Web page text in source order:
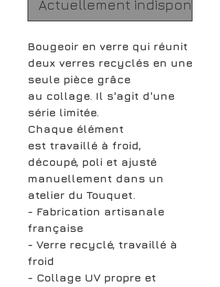
Actuellement indisponible
Bougeoir en verre qui réunit
deux verres recyclés en une
seule pièce grâce
au collage. Il s'agit d'une
série limitée.
Chaque élément
est travaillé à froid,
découpé, poli et ajusté
manuellement dans un
atelier du Touquet.
- Fabrication artisanale
française
- Verre recyclé, travaillé à
froid
- Collage UV propre et